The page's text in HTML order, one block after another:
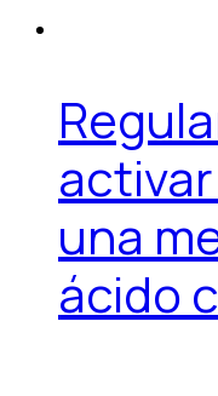
una
ácido